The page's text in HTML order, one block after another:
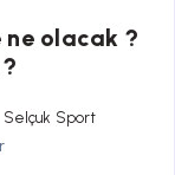
ne olacak ?
Selçuk Sport